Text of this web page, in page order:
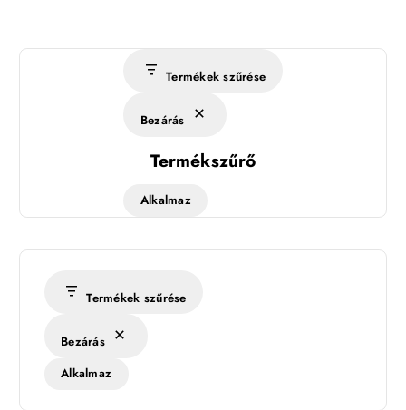
Termékek szűrése
Bezárás
Termékszűrő
Alkalmaz
Termékek szűrése
Bezárás
Alkalmaz